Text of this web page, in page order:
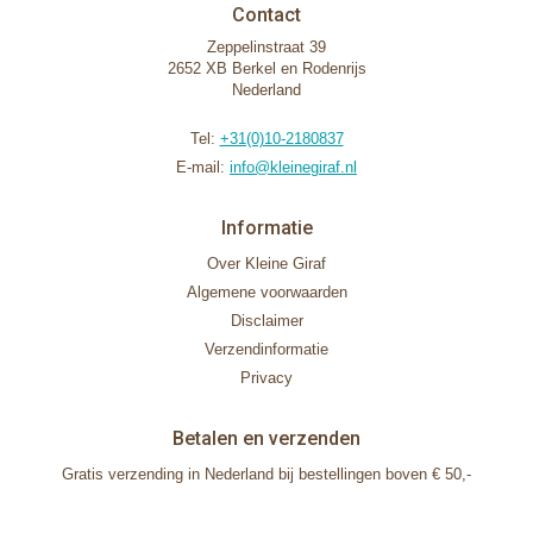
Contact
Zeppelinstraat 39
2652 XB Berkel en Rodenrijs
Nederland
Tel: +31(0)10-2180837
E-mail: info@kleinegiraf.nl
Informatie
Over Kleine Giraf
Algemene voorwaarden
Disclaimer
Verzendinformatie
Privacy
Betalen en verzenden
Gratis verzending in Nederland bij bestellingen boven € 50,-